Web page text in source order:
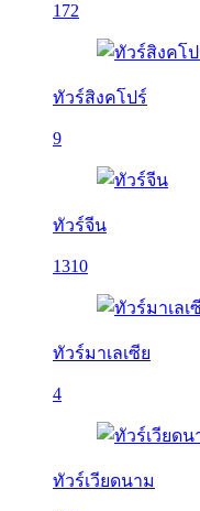
172
ทัวร์สิงคโปร์
9
ทัวร์จีน
1310
ทัวร์มาเลเซีย
4
ทัวร์เวียดนาม